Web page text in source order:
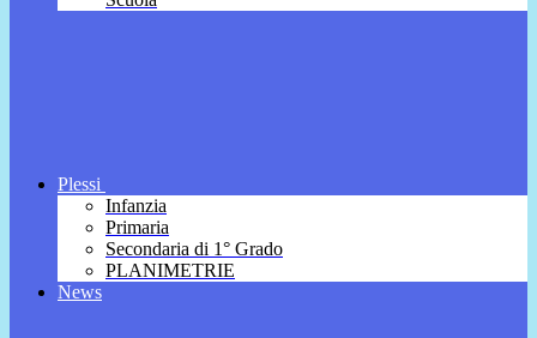
Plessi
Infanzia
Primaria
Secondaria di 1° Grado
PLANIMETRIE
News